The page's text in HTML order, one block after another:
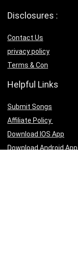
Disclosures :
Contact Us
privacy policy
Terms & Con
Helpful Links
Submit Songs
Affiliate Policy
Download IOS App
Download Android App